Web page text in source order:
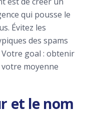
qui pousse le
Évitez les
des spams
Votre goal : obtenir
moyenne
et le nom